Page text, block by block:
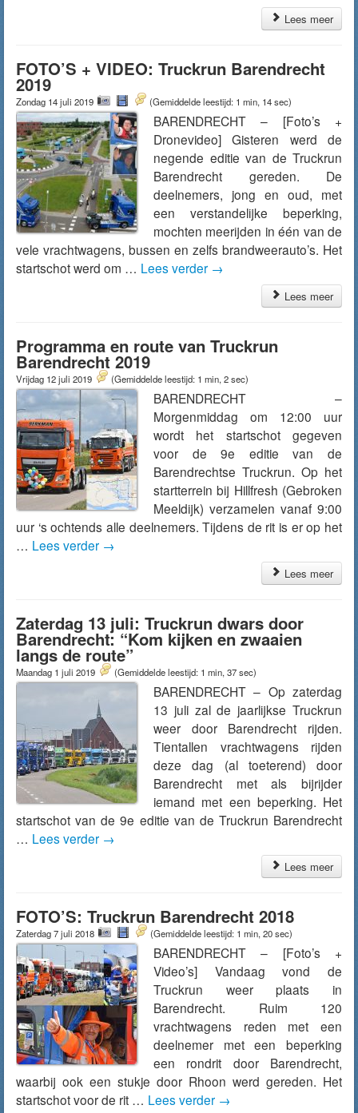
Lees meer
FOTO’S + VIDEO: Truckrun Barendrecht
2019
Zondag 14 juli 2019 (Gemiddelde leestijd: 1 min, 14 sec)
BARENDRECHT – [Foto’s +
Dronevideo] Gisteren werd de
negende editie van de Truckrun
Barendrecht gereden. De
deelnemers, jong en oud, met
een verstandelijke beperking,
mochten meerijden in één van de
vele vrachtwagens, bussen en zelfs brandweerauto’s. Het
startschot werd om … Lees verder →
Lees meer
Programma en route van Truckrun
Barendrecht 2019
Vrijdag 12 juli 2019 (Gemiddelde leestijd: 1 min, 2 sec)
BARENDRECHT –
Morgenmiddag om 12:00 uur
wordt het startschot gegeven
voor de 9e editie van de
Barendrechtse Truckrun. Op het
startterrein bij Hillfresh (Gebroken
Meeldijk) verzamelen vanaf 9:00
uur ‘s ochtends alle deelnemers. Tijdens de rit is er op het
… Lees verder →
Lees meer
Zaterdag 13 juli: Truckrun dwars door
Barendrecht: “Kom kijken en zwaaien
langs de route”
Maandag 1 juli 2019 (Gemiddelde leestijd: 1 min, 37 sec)
BARENDRECHT – Op zaterdag
13 juli zal de jaarlijkse Truckrun
weer door Barendrecht rijden.
Tientallen vrachtwagens rijden
deze dag (al toeterend) door
Barendrecht met als bijrijder
iemand met een beperking. Het
startschot van de 9e editie van de Truckrun Barendrecht
… Lees verder →
Lees meer
FOTO’S: Truckrun Barendrecht 2018
Zaterdag 7 juli 2018 (Gemiddelde leestijd: 1 min, 20 sec)
BARENDRECHT – [Foto’s +
Video’s] Vandaag vond de
Truckrun weer plaats in
Barendrecht. Ruim 120
vrachtwagens reden met een
deelnemer met een beperking
een rondrit door Barendrecht,
waarbij ook een stukje door Rhoon werd gereden. Het
startschot voor de rit … Lees verder →